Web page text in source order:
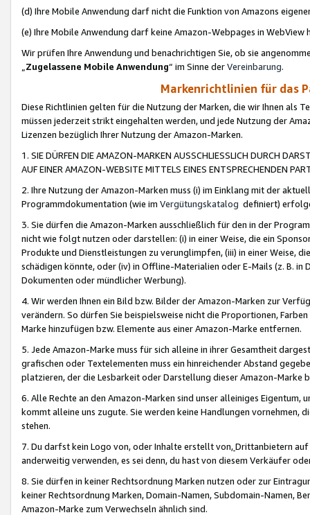
(d) Ihre Mobile Anwendung darf nicht die Funktion von Amazons
(e) Ihre Mobile Anwendung darf keine Amazon-Webpages in WebView
Wir prüfen Ihre Anwendung und benachrichtigen Sie, ob sie
„Zugelassene Mobile Anwendung“ im Sinne derVereinbarung.
Markenrichtlinien für das
Diese Richtlinien gelten für die Nutzung der Marken, die wir Ihnen als
müssen jederzeit strikt eingehalten werden, und jede Nutzung der
Lizenzen bezüglich Ihrer Nutzung der Amazon-Marken.
1. SIE DÜRFEN DIE AMAZON-MARKEN AUSSCHLIESSLICH DURCH
AUF EINER AMAZON-WEBSITE MITTELS EINES ENTSPRECHENDEN
2. Ihre Nutzung der Amazon-Marken muss (i) im Einklang mit der
Programmdokumentation (wie im Vergütungskatalog definiert)
3. Sie dürfen die Amazon-Marken ausschließlich für den in der
nicht wie folgt nutzen oder darstellen: (i) in einer Weise, die ein
Produkte und Dienstleistungen zu verunglimpfen, (iii) in einer Weise,
schädigen könnte, oder (iv) in Offline-Materialien oder E-Mails (z. B. in
Dokumenten oder mündlicher Werbung).
4. Wir werden Ihnen ein Bild bzw. Bilder der Amazon-Marken zur
verändern. So dürfen Sie beispielsweise nicht die Proportionen,
Marke hinzufügen bzw. Elemente aus einer Amazon-Marke entfernen.
5. Jede Amazon-Marke muss für sich alleine in ihrer Gesamtheit
grafischen oder Textelementen muss ein hinreichender Abstand
platzieren, der die Lesbarkeit oder Darstellung dieser Amazon-Marke
6. Alle Rechte an den Amazon-Marken sind unser alleiniges
kommt alleine uns zugute. Sie werden keine Handlungen vornehmen,
stehen.
7. Du darfst kein Logo von, oder Inhalte erstellt von,Drittanbietern auf
anderweitig verwenden, es sei denn, du hast von diesem Verkäufer
8. Sie dürfen in keiner Rechtsordnung Marken nutzen oder zur
keiner Rechtsordnung Marken, Domain-Namen, Subdomain-Namen,
Amazon-Marke zum Verwechseln ähnlich sind.